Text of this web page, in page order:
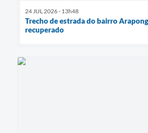
24 JUL 2026 - 13h48
Trecho de estrada do bairro
recuperado